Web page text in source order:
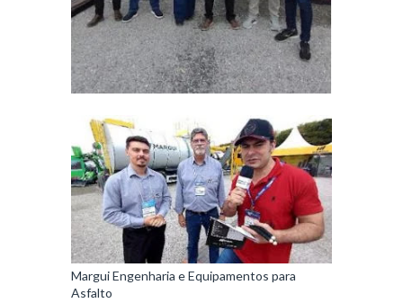
Margui Engenharia e Equipamentos para
Asfalto